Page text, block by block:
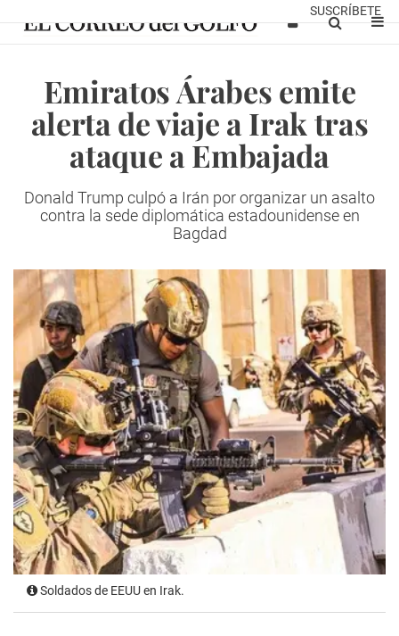
SUSCRÍBETE
Emiratos Árabes emite
alerta de viaje a Irak tras
ataque a Embajada
Donald Trump culpó a Irán por organizar un asalto
contra la sede diplomática estadounidense en
Bagdad
Soldados de EEUU en Irak.